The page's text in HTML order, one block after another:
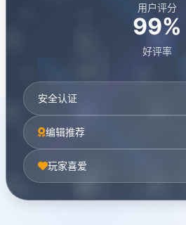
用户评分
99%
好评率
安全认证
编辑推荐
玩家喜爱